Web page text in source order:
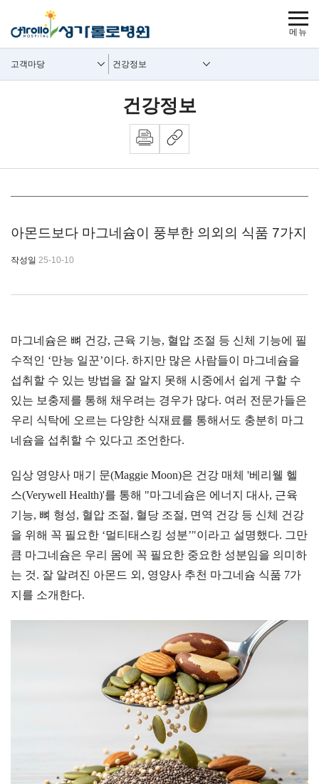
사이트
보조메뉴
고객마당 건강정보
건강정보
아몬드보다 마그네슘이 풍부한 의외의 식품 7가지
작성일 25-10-10
마그네슘은 뼈 건강, 근육 기능, 혈압 조절 등 신체 기능에 필
수적인 ‘만능 일꾼’이다. 하지만 많은 사람들이 마그네슘을
섭취할 수 있는 방법을 잘 알지 못해 시중에서 쉽게 구할 수
있는 보충제를 통해 채우려는 경우가 많다. 여러 전문가들은
우리 식탁에 오르는 다양한 식재료를 통해서도 충분히 마그
네슘을 섭취할 수 있다고 조언한다.
임상 영양사 매기 문(Maggie Moon)은 건강 매체 '베리웰 헬
스(Verywell Health)'를 통해 "마그네슘은 에너지 대사, 근육
기능, 뼈 형성, 혈압 조절, 혈당 조절, 면역 건강 등 신체 건강
을 위해 꼭 필요한 ‘멀티태스킹 성분’"이라고 설명했다. 그만
큼 마그네슘은 우리 몸에 꼭 필요한 중요한 성분임을 의미하
는 것. 잘 알려진 아몬드 외, 영양사 추천 마그네슘 식품 7가
지를 소개한다.